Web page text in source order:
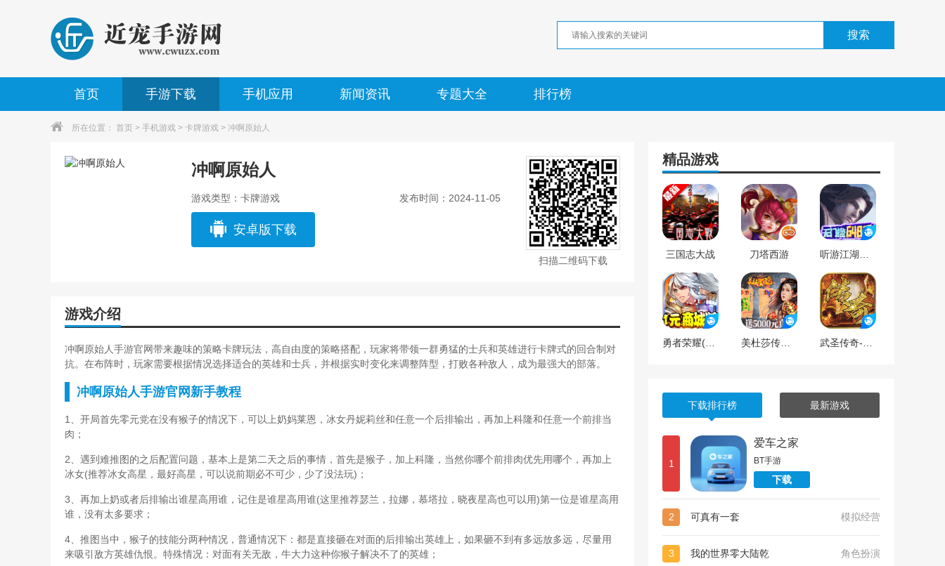
首页 手游下载 手机应用 新闻资讯 专题大全 排行榜
所在位置： 首页 > 手机游戏 > 卡牌游戏 > 冲啊原始人
冲啊原始人
游戏类型：卡牌游戏 发布时间：2024-11-05
安卓版下载
扫描二维码下载
游戏介绍
冲啊原始人手游官网带来趣味的策略卡牌玩法，高自由度的策略搭配，玩家将带领一群勇猛的士兵和英雄进行卡牌式的回合制对
抗。在布阵时，玩家需要根据情况选择适合的英雄和士兵，并根据实时变化来调整阵型，打败各种敌人，成为最强大的部落。
冲啊原始人手游官网新手教程
1、开局首先零元党在没有猴子的情况下，可以上奶妈莱恩，冰女丹妮莉丝和任意一个后排输出，再加上科隆和任意一个前排当
肉；
2、遇到难推图的之后配置问题，基本上是第二天之后的事情，首先是猴子，加上科隆，当然你哪个前排肉优先用哪个，再加上
冰女(推荐冰女高星，最好高星，可以说前期必不可少，少了没法玩)；
3、再加上奶或者后排输出谁星高用谁，记住是谁星高用谁(这里推荐瑟兰，拉娜，慕塔拉，晓夜星高也可以用)第一位是谁星高用
谁，没有太多要求；
4、推图当中，猴子的技能分两种情况，普通情况下：都是直接砸在对面的后排输出英雄上，如果砸不到有多远放多远，尽量用
来吸引敌方英雄仇恨。特殊情况：对面有关无敌，牛大力这种你猴子解决不了的英雄；
精品游戏
三国志大战 刀塔西游
下载排行榜 最新游戏
1
爱车之家
BT手游
下载
2 可真有一套 模拟经营
3 我的世界零大陆乾 角色扮演